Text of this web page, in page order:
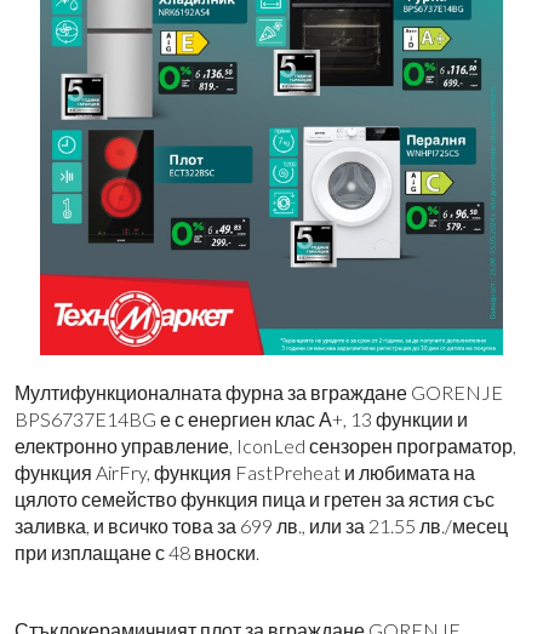
Мултифункционалната фурна за вграждане GORENJE
BPS6737E14BG е с енергиен клас А+, 13 функции и
електронно управление, IconLed сензорен програматор,
функция AirFry, функция FastPreheat и любимата на
цялото семейство функция пица и гретен за ястия със
заливка, и всичко това за 699 лв., или за 21.55 лв./месец
при изплащане с 48 вноски.